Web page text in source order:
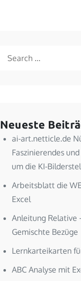
Neueste
ai-art.netticle.de
Faszinierendes
um die KI-
Arbeitsblatt die
Excel
Anleitung Relative
Gemischte Bezüge
Lernkarteikarten
ABC Analyse mit